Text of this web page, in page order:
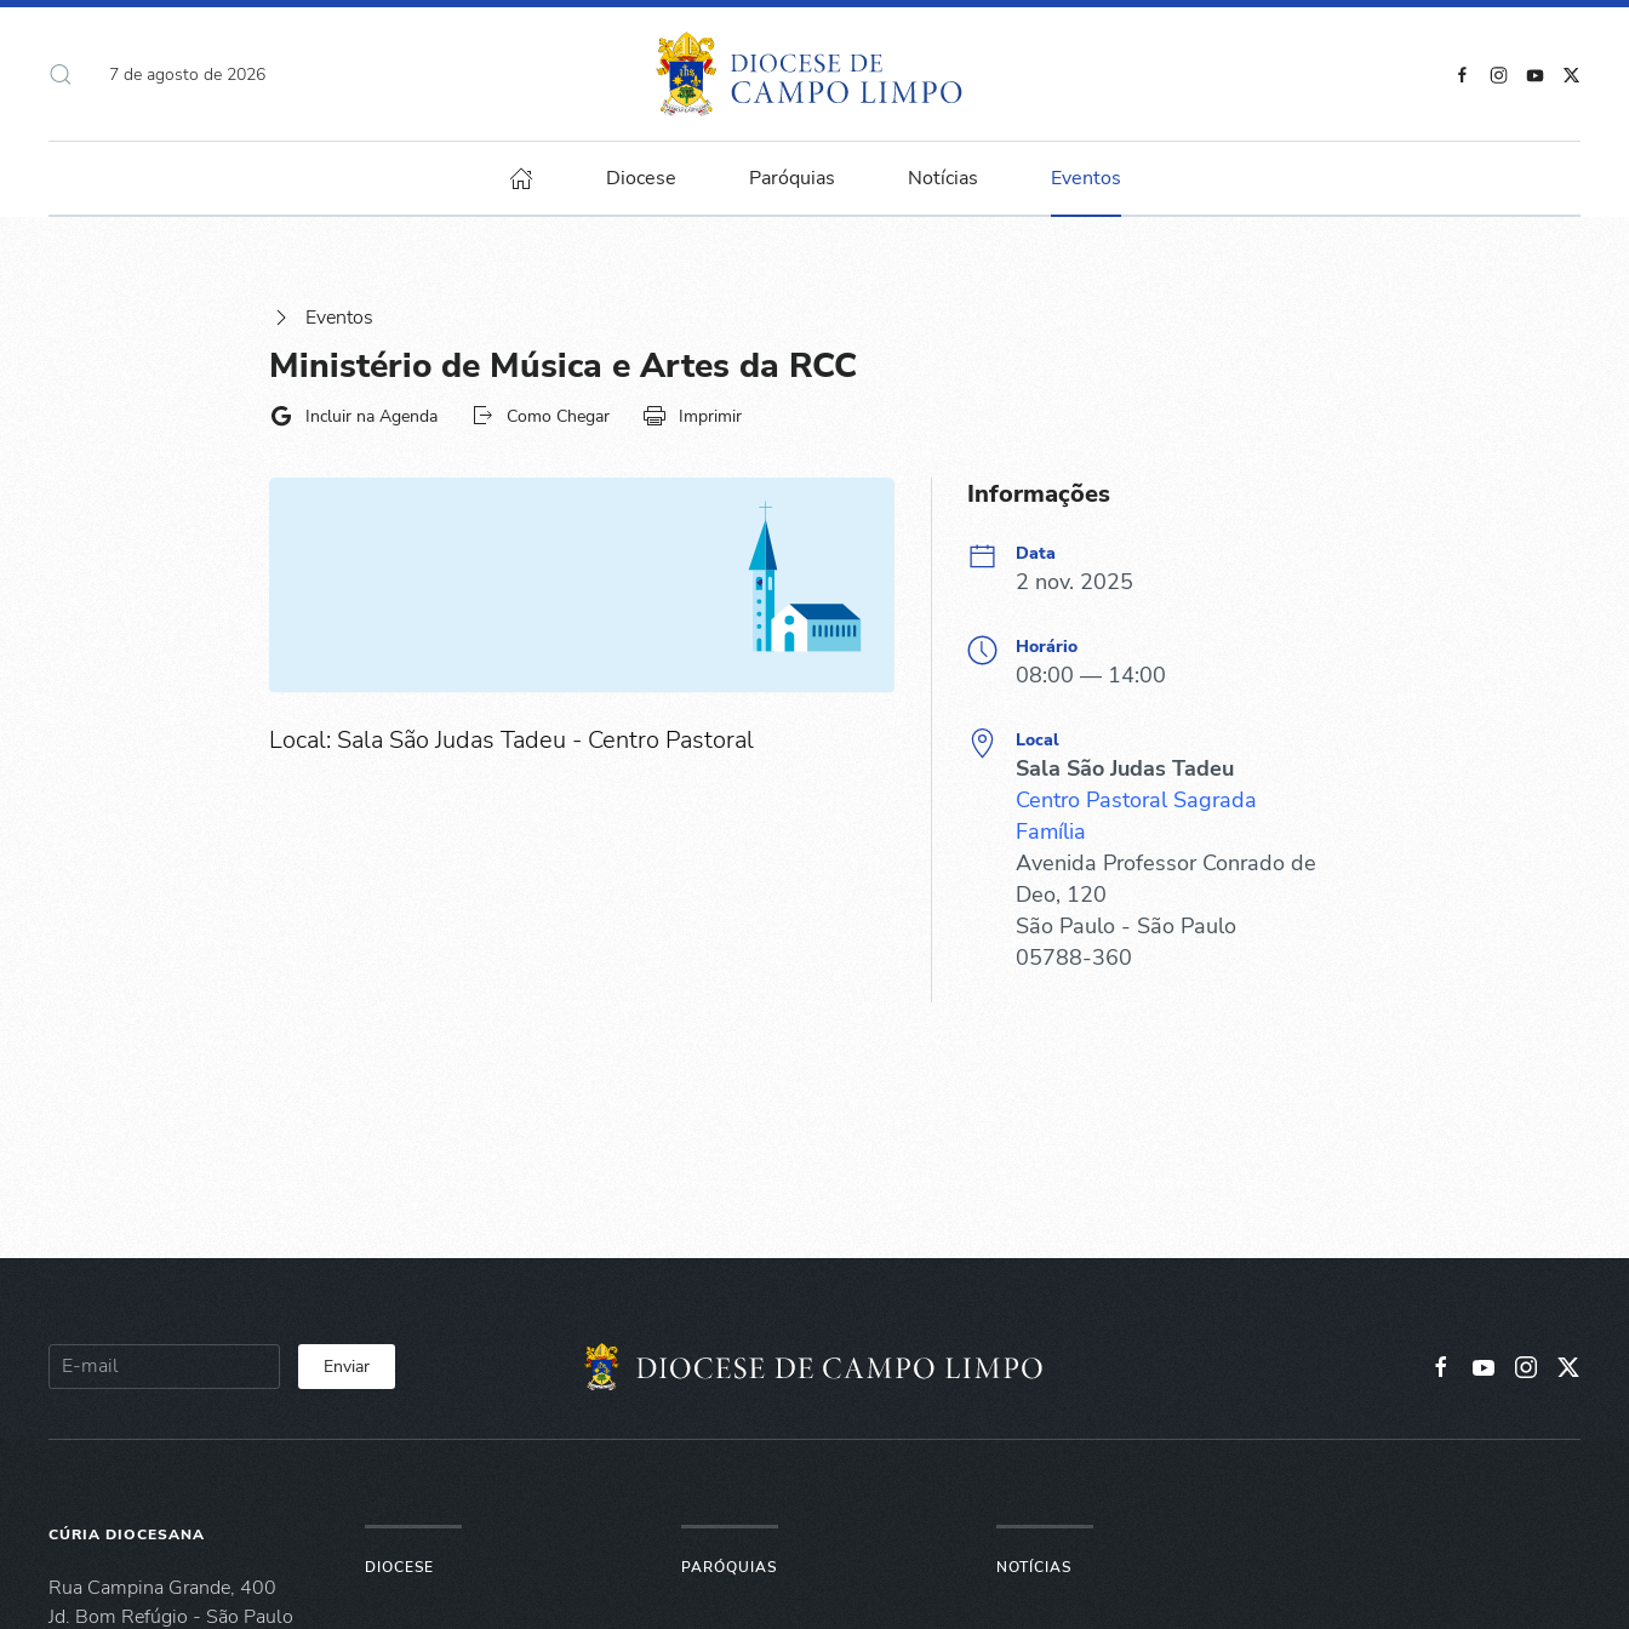
7 de agosto de 2026
Diocese Paróquias Notícias Eventos
Eventos
Ministério de Música e Artes da RCC
Incluir na Agenda Como Chegar Imprimir
Local: Sala São Judas Tadeu - Centro Pastoral
Informações
Data
2 nov. 2025
Horário
08:00 — 14:00
Local
Sala São Judas Tadeu
Centro Pastoral Sagrada
Família
Avenida Professor Conrado de
Deo, 120
São Paulo - São Paulo
05788-360
Enviar
CÚRIA DIOCESANA
Rua Campina Grande, 400
Jd. Bom Refúgio - São Paulo
DIOCESE PARÓQUIAS NOTÍCIAS